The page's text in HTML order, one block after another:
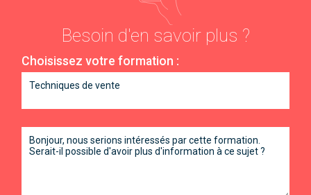
Besoin d'en savoir plus ?
Choisissez votre formation :